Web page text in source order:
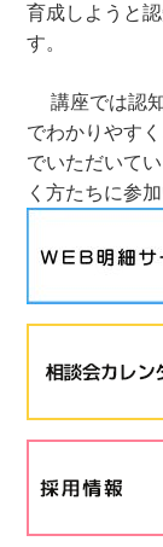
育成しようと
す。
講座では認知
でわかりやす
でいただいて
く方たちに参